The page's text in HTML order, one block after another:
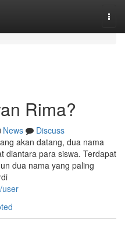
Rima?
News
Discuss
akan datang, dua nama
diantara para siswa. Terdapat
dua nama yang paling
user